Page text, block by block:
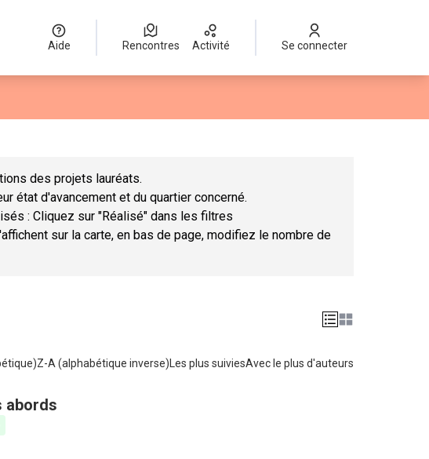
Aide Rencontres Activité Se connecter
des projets lauréats.
état d'avancement et du quartier concerné.
: Cliquez sur "Réalisé" dans les filtres
sur la carte, en bas de page, modifiez le nombre de
Z-A (alphabétique inverse) Les plus suiviesAvec le plus d'auteurs
abords